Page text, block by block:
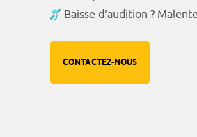
Baisse d'audition ?
CONTACTEZ-NOUS